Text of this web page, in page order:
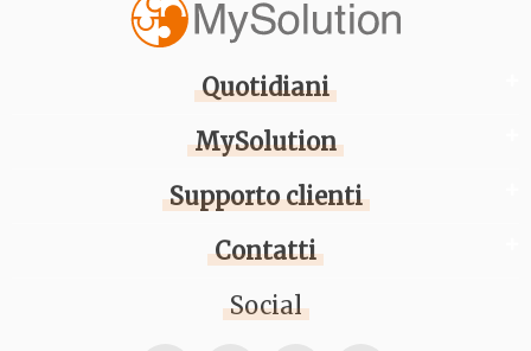
Quotidiani
MySolution
Supporto clienti
Contatti
Social